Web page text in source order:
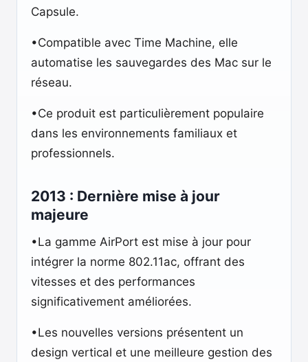
Capsule.
•Compatible avec Time Machine, elle
automatise les sauvegardes des Mac sur le
réseau.
•Ce produit est particulièrement populaire
dans les environnements familiaux et
professionnels.
2013 : Dernière mise à jour
majeure
•La gamme AirPort est mise à jour pour
intégrer la norme 802.11ac, offrant des
vitesses et des performances
significativement améliorées.
•Les nouvelles versions présentent un
design vertical et une meilleure gestion des